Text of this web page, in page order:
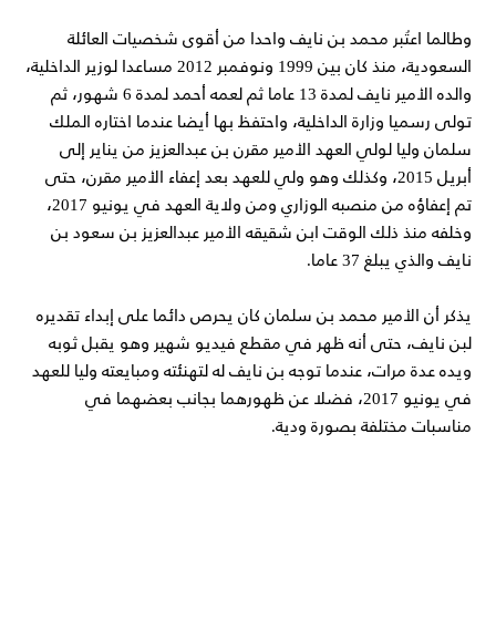
وطالما اعتُبر محمد بن نايف واحدا من أقوى شخصيات العائلة
السعودية، منذ كان بين 1999 ونوفمبر 2012 مساعدا لوزير الداخلية،
والده الأمير نايف لمدة 13 عاما ثم لعمه أحمد لمدة 6 شهور، ثم
تولى رسميا وزارة الداخلية، واحتفظ بها أيضا عندما اختاره الملك
سلمان وليا لولي العهد الأمير مقرن بن عبدالعزيز من يناير إلى
أبريل 2015، وكذلك وهو ولي للعهد بعد إعفاء الأمير مقرن، حتى
تم إعفاؤه من منصبه الوزاري ومن ولاية العهد في يونيو 2017،
وخلفه منذ ذلك الوقت ابن شقيقه الأمير عبدالعزيز بن سعود بن
نايف والذي يبلغ 37 عاما.
يذكر أن الأمير محمد بن سلمان كان يحرص دائما على إبداء تقديره
لبن نايف، حتى أنه ظهر في مقطع فيديو شهير وهو يقبل ثوبه
ويده عدة مرات، عندما توجه بن نايف له لتهنئته ومبايعته وليا للعهد
في يونيو 2017، فضلا عن ظهورهما بجانب بعضهما في
مناسبات مختلفة بصورة ودية.